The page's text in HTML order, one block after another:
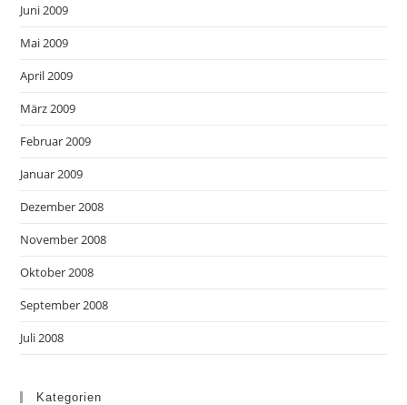
Juni 2009
Mai 2009
April 2009
März 2009
Februar 2009
Januar 2009
Dezember 2008
November 2008
Oktober 2008
September 2008
Juli 2008
Kategorien